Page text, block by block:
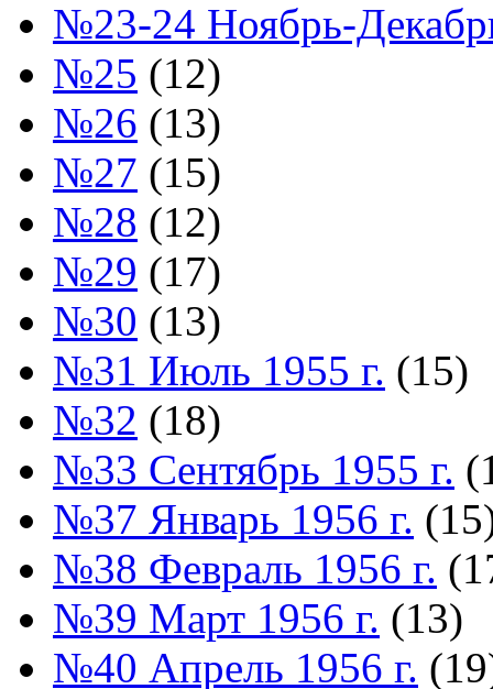
№23-24 Ноябрь-
№25 (12)
№26 (13)
№27 (15)
№28 (12)
№29 (17)
№30 (13)
№31 Июль 1955 г. (15)
№32 (18)
№33 Сентябрь 1955 г.
№37 Январь 1956 г.
№38 Февраль 1956 г.
№39 Март 1956 г. (13)
№40 Апрель 1956 г.